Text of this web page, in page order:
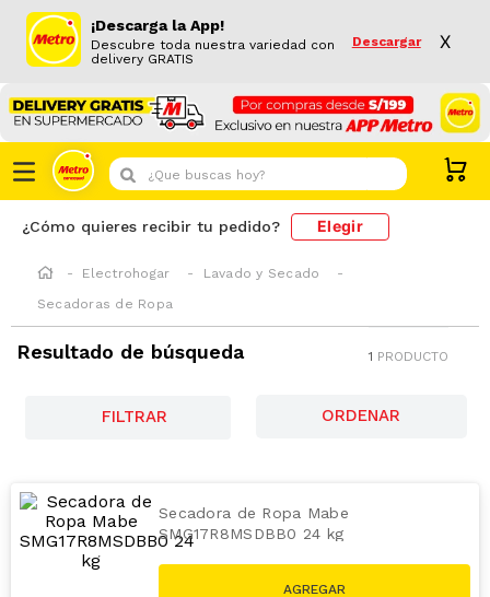
¡Descarga la App!
Descubre toda nuestra variedad con
delivery GRATIS
Descargar X
¿Que buscas hoy?
¿Cómo quieres recibir tu pedido? Elegir
Electrohogar
Lavado y Secado
Secadoras de Ropa
Resultado de búsqueda 1 PRODUCTO
FILTRAR
Secadora de Ropa Mabe
SMG17R8MSDBB0 24 kg
S/